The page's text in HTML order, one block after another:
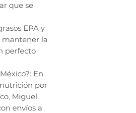
que se
EPA y
mantener la
perfecto
En
por
Miguel
envíos a